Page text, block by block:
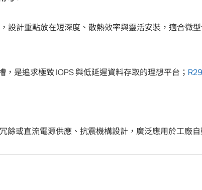
，設計重點放在短深度、散熱效率與靈活安裝，適合微
，是追求極致 IOPS 與低延遲資料存取的理想平台； R29
餘或直流電源供應、抗震機構設計，廣泛應用於工廠